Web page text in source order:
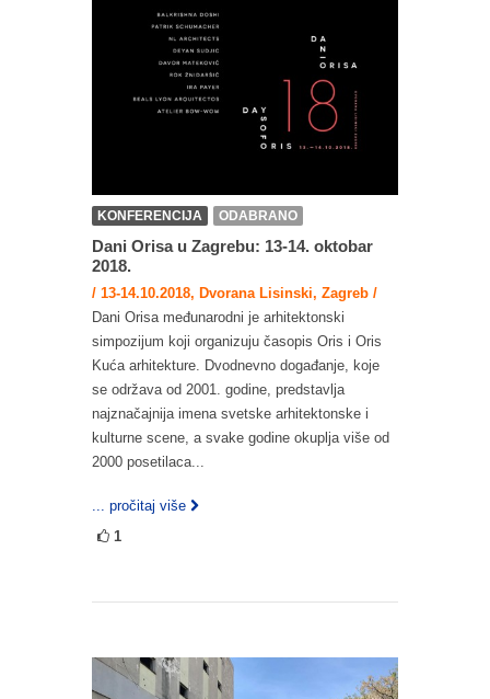
KONFERENCIJA ODABRANO
Dani Orisa u Zagrebu: 13-14. oktobar
2018.
/ 13-14.10.2018, Dvorana Lisinski, Zagreb /
Dani Orisa međunarodni je arhitektonski
simpozijum koji organizuju časopis Oris i Oris
Kuća arhitekture. Dvodnevno događanje, koje
se održava od 2001. godine, predstavlja
najznačajnija imena svetske arhitektonske i
kulturne scene, a svake godine okuplja više od
2000 posetilaca...
... pročitaj više
1